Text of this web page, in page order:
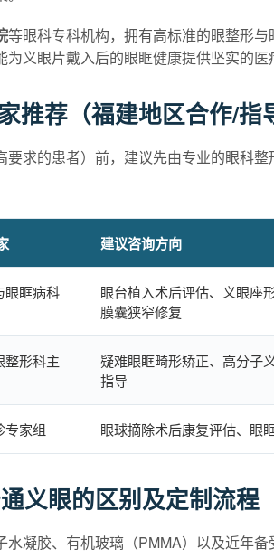
等眼科专科机构，拥有高标准的眼整形
义眼片戴入后的眼眶健康提供坚实的医
推荐（福建地区合作/指
求的患者）前，建议先由专业的眼科
建议咨询方向
眼眶病科
眼台植入术后评估、义眼座
膜囊狭窄修复
整形科主
疑难眼眶畸形矫正、高分子
指导
专家组 眼球摘除术后康复评估、眼
义眼的区别及定制流程
凝胶、有机玻璃（PMMA）以及近年